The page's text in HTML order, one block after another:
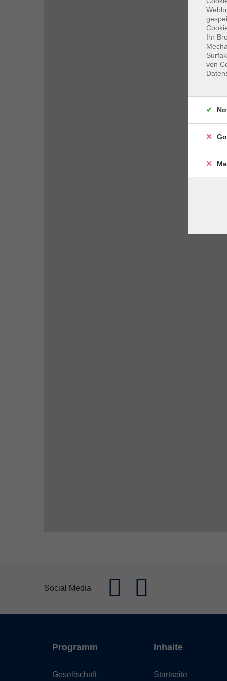
Social Media
Programm
Gesellschaft
Inhalte
Startseite
Ihr
von